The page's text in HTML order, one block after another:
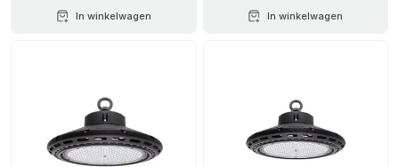
In winkelwagen In winkelwagen